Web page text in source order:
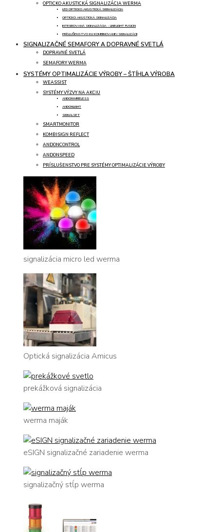
OPTICKO AKUSTICKÁ SIGNALIZÁCIA WERMA
LED OPTICKO AKUSTICKÁ SIGNALIZÁCIA
OPTICKO AKUSTICKÁ SIGNALIZÁCIA
INTEGROVANÁ SIGNALIZÁCIA - LINELIGHT FUSION
PRÍSLUŠENSTVO KU KOMBINOVANEJ SIGNALIZÁCII
SIGNALIZAČNÉ SEMAFORY A DOPRAVNÉ SVETLÁ
DOPRAVNÉ SVETLÁ
SEMAFORY WERMA
SYSTÉMY OPTIMALIZÁCIE VÝROBY – ŠTÍHLA VÝROBA
WEASSIST
SYSTÉMY VÝZVY NA AKCIU
ANDONWIRELESS
ANDONLIGHT
SIGNALSET
SMARTMONITOR
KOMBISIGN REFLECT
ANDONCONTROL
ANDONSPEED
PRÍSLUŠENSTVO PRE SYSTÉMY OPTIMALIZÁCIE VÝROBY
signalizácia micro led werma
Optická signalizácia Amicus
prekážková signalizácia
werma maják
eSIGN signalizačné zariadenie werma
signalizačný stĺp werma